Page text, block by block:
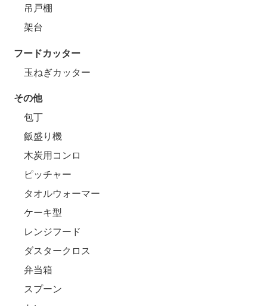
吊戸棚
架台
フードカッター
玉ねぎカッター
その他
包丁
飯盛り機
木炭用コンロ
ピッチャー
タオルウォーマー
ケーキ型
レンジフード
ダスタークロス
弁当箱
スプーン